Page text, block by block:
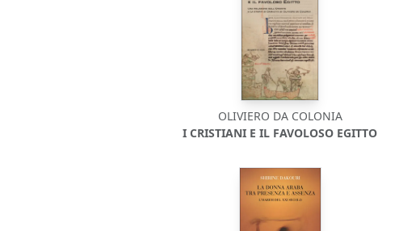
OLIVIERO DA COLONIA
I CRISTIANI E IL FAVOLOSO EGITTO